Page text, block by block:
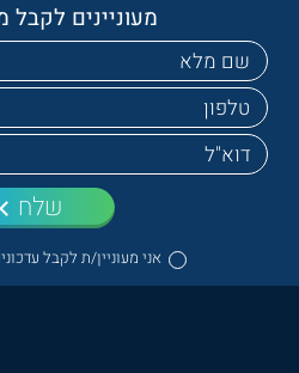
מעוניינים לקבל
אני מעוניין/ת לקבל
שלח